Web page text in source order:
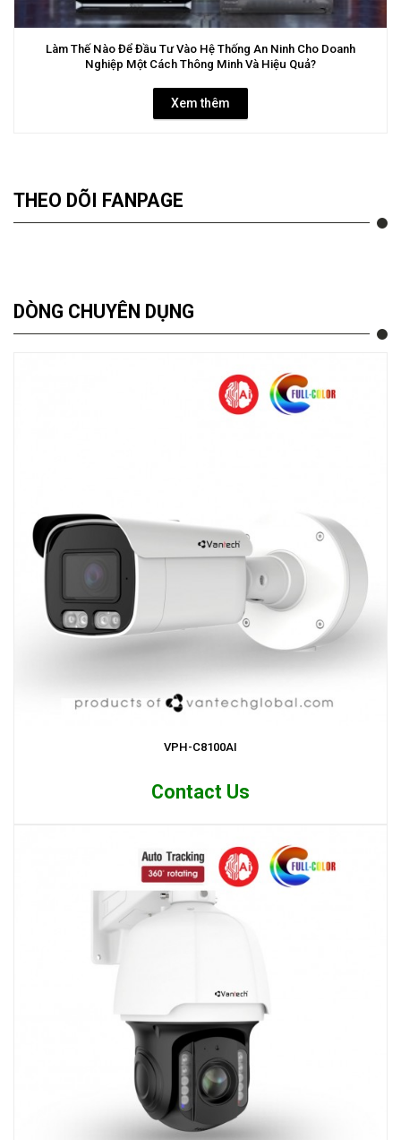
Làm Thế Nào Để Đầu Tư Vào Hệ Thống An Ninh Cho Doanh
Nghiệp Một Cách Thông Minh Và Hiệu Quả?
Xem thêm
THEO DÕI FANPAGE
DÒNG CHUYÊN DỤNG
VPH-C8100AI
Contact Us